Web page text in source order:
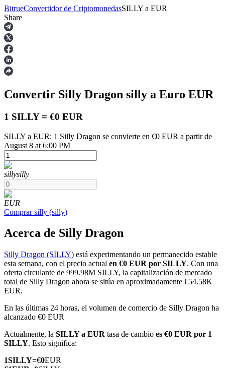
Futuros
Futuros del USDT
Futuros COIN-M
Derivados de acciones, divisas, metales preciosos y materias
BitrueConvertidor de CriptomonedasSILLY a EUR
Share
Convertir Silly Dragon silly a Euro EUR
1 SILLY = €0 EUR
SILLY a EUR: 1 Silly Dragon se convierte en €0 EUR a partir de
August 8 at 6:00 PM
sillysilly
EUR
Comprar silly (silly)
Acerca de Silly Dragon
Silly Dragon (SILLY) está experimentando un permanecido estable
esta semana, con el precio actual en €0 EUR por SILLY. Con una
oferta circulante de 999.98M SILLY, la capitalización de mercado
total de Silly Dragon ahora se sitúa en aproximadamente €54.58K
EUR.
En las últimas 24 horas, el volumen de comercio de Silly Dragon ha
alcanzado €0 EUR
Actualmente, la SILLY a EUR tasa de cambio es €0 EUR por 1
SILLY. Esto significa:
1SILLY=€0EUR